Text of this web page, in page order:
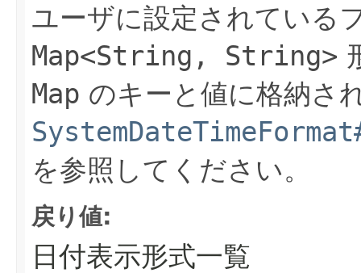
ユーザに設定されている
Map<String, String>
Map のキーと値に格納さ
を参照してください。
戻り値:
日付表示形式一覧